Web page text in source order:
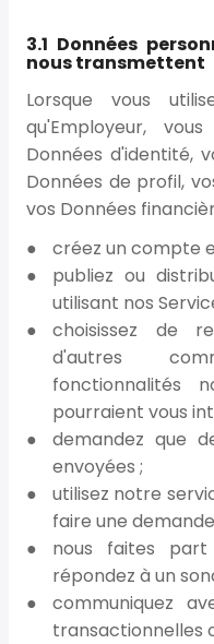
3.1 Données
nous transmettent
Lorsque vous
qu'Employeur,
Données d'identité,
Données de profil,
vos Données
créez un compte
publiez ou
utilisant nos
choisissez de
d'autres
fonctionnalités
pourraient vous
demandez que
envoyées ;
utilisez notre
faire une
nous faites
répondez à un
communiquez
transactionnelles